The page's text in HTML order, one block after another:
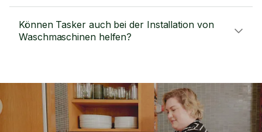
Können Tasker auch bei der Installation von
Waschmaschinen helfen?